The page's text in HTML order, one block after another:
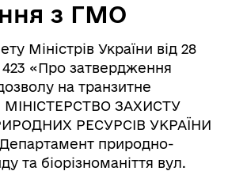
з ГМО
Міністрів України від 28
«Про затвердження
на транзитне
МІНІСТЕРСТВО ЗАХИСТУ
РЕСУРСІВ УКРАЇНИ
природно-
та біорізноманіття вул.